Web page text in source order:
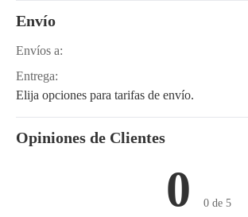
Envío
Envíos a:
Entrega:
Elija opciones para tarifas de envío.
Opiniones de Clientes
0 0 de 5